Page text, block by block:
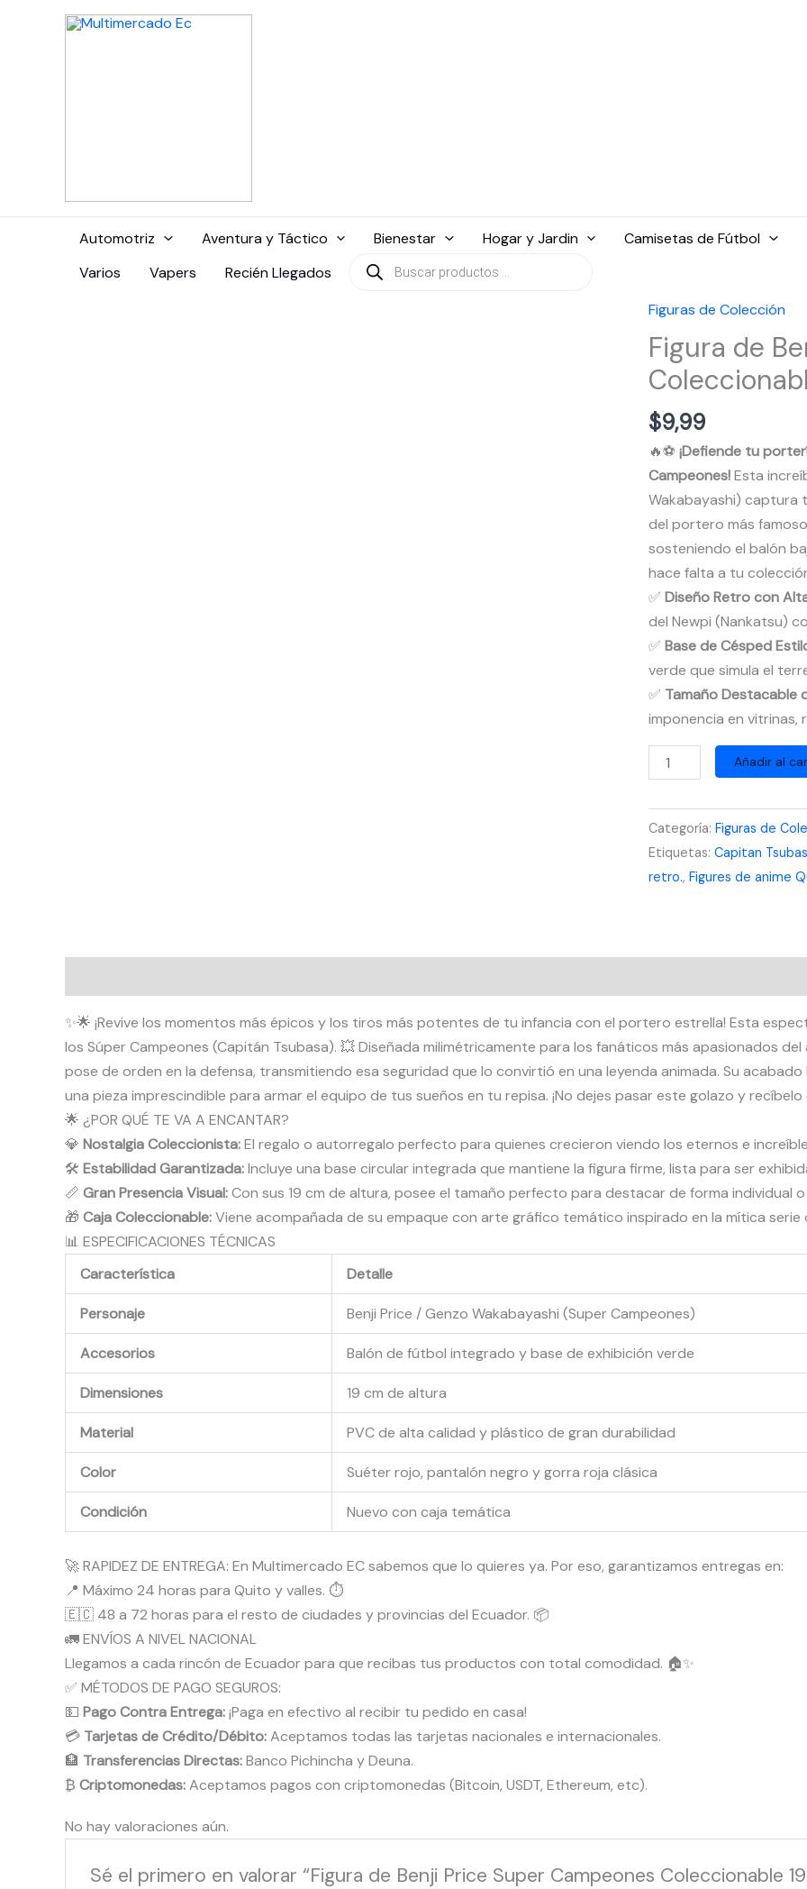
Automotriz Aventura y Táctico Bienestar Hogar y Jardin Camisetas de Fútbol
Varios
Vapers Recién Llegados
Búsqueda
Figuras de Colección
Figura de
$9,99
🔥⚽ ¡Defiende tu
Campeones!Esta
Wakabayashi) captura
del portero más
sosteniendo el balón
hace falta a tu
✅ Diseño Retro con
del Newpi (Nankatsu)
✅ Base de Césped
verde que simula el
✅ Tamaño Destacable
imponencia en vitrinas,
Figura
de
Benji
Price
Super
Campeones
Añadir al
Categoría: Figuras de
Etiquetas: Capitan
retro., Figures de anime
✨🌟 ¡Revive los momentos más épicos y los tiros más potentes de tu infancia con el portero estrella! Esta
los Súper Campeones (Capitán Tsubasa). 💥 Diseñada milimétricamente para los fanáticos más apasionados
pose de orden en la defensa, transmitiendo esa seguridad que lo convirtió en una leyenda animada. Su
una pieza imprescindible para armar el equipo de tus sueños en tu repisa. ¡No dejes pasar este golazo y
🌟 ¿POR QUÉ TE VA A ENCANTAR?
💎 Nostalgia Coleccionista:El regalo o autorregalo perfecto para quienes crecieron viendo los eternos e
🛠️ Estabilidad Garantizada:Incluye una base circular integrada que mantiene la figura firme, lista para ser
📏 Gran Presencia Visual:Con sus 19 cm de altura, posee el tamaño perfecto para destacar de forma individual
🎁 Caja Coleccionable:Viene acompañada de su empaque con arte gráfico temático inspirado en la mítica serie
📊 ESPECIFICACIONES TÉCNICAS
Característica
Detalle
Personaje Benji Price / Genzo Wakabayashi (Super Campeones)
Accesorios Balón de fútbol integrado y base de exhibición verde
Dimensiones 19 cm de altura
Material PVC de alta calidad y plástico de gran durabilidad
Color Suéter rojo, pantalón negro y gorra roja clásica
Condición Nuevo con caja temática
🚀 RAPIDEZ DE ENTREGA: En Multimercado EC sabemos que lo quieres ya. Por eso, garantizamos entregas en:
📍 Máximo 24 horas para Quito y valles. ⏱️
🇪🇨 48 a 72 horas para el resto de ciudades y provincias del Ecuador. 📦
🚛 ENVÍOS A NIVEL NACIONAL
Llegamos a cada rincón de Ecuador para que recibas tus productos con total comodidad. 🏠✨
✅ MÉTODOS DE PAGO SEGUROS:
💵 Pago Contra Entrega:¡Paga en efectivo al recibir tu pedido en casa!
💳 Tarjetas de Crédito/Débito:Aceptamos todas las tarjetas nacionales e internacionales.
🏦 Transferencias Directas:Banco Pichincha y Deuna.
₿ Criptomonedas:Aceptamos pagos con criptomonedas (Bitcoin, USDT, Ethereum, etc).
No hay valoraciones aún.
Sé el primero en valorar “Figura de Benji Price Super Campeones Coleccionable